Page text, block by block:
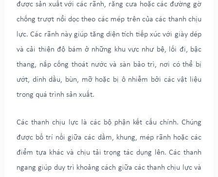
được sản xuất với các rãnh, răng cưa hoặc các đường gờ
chống trượt nổi dọc theo các mép trên của các thanh chịu
lực. Các rãnh này giúp tăng diện tích tiếp xúc với giày dép
và cải thiện độ bám ở những khu vực như bệ, lối đi, bậc
thang, nắp cống thoát nước và sàn bảo trì, nơi có thể bị
ướt, dính dầu, bùn, mỡ hoặc bị ô nhiễm bởi các vật liệu
trong quá trình sản xuất.
Các thanh chịu lực là các bộ phận kết cấu chính. Chúng
được bố trí nối giữa các dầm, khung, mép rãnh hoặc các
điểm tựa khác và chịu tải trọng tác dụng lên. Các thanh
ngang giúp duy trì khoảng cách giữa các thanh chịu lực và